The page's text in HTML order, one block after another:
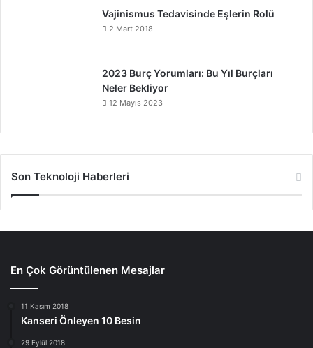
Vajinismus Tedavisinde Eşlerin Rolü
2 Mart 2018
2023 Burç Yorumları: Bu Yıl Burçları
Neler Bekliyor
12 Mayıs 2023
Son Teknoloji Haberleri
En Çok Görüntülenen Mesajlar
11 Kasım 2018
Kanseri Önleyen 10 Besin
29 Eylül 2018